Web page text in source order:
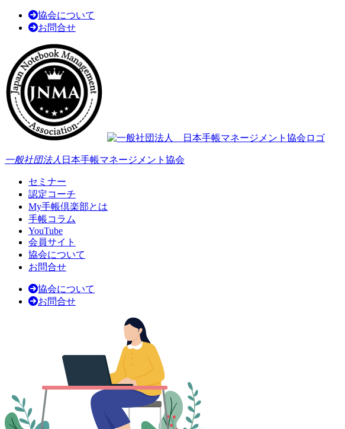
協会について
お問合せ
一般社団法人 日本手帳マネージメント協会
セミナー
認定コーチ
My手帳倶楽部とは
手帳コラム
YouTube
会員サイト
協会について
お問合せ
協会について
お問合せ